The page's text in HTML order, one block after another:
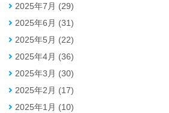
2025年7月 (29)
2025年6月 (31)
2025年5月 (22)
2025年4月 (36)
2025年3月 (30)
2025年2月 (17)
2025年1月 (10)